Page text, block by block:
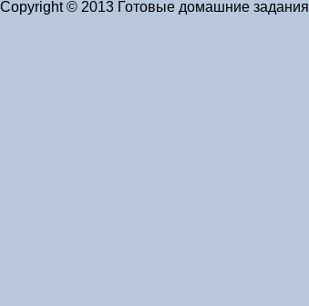
Copyright © 2013 Готовые домашние задания